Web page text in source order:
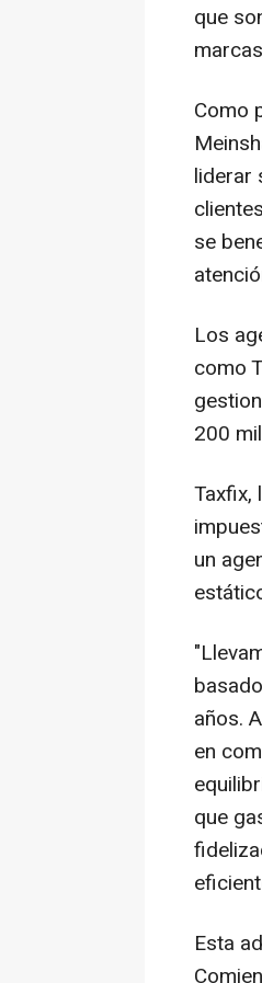
que
Como
liderar
se
Los
como
200
Taxfix,
un
años.
en
que
Esta